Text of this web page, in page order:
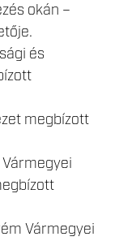
okán –
és
megbízott
Vármegyei